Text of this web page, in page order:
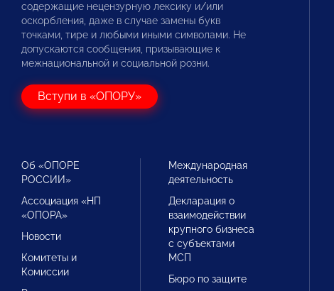
содержащие нецензурную лексику и/или
оскорбления, даже в случае замены букв
точками, тире и любыми иными символами. Не
допускаются сообщения, призывающие к
межнациональной и социальной розни.
Вступи в «ОПОРУ»
Об «ОПОРЕ
РОССИИ»
Ассоциация «НП
«ОПОРА»
Новости
Комитеты и
Комиссии
Международная
деятельность
Декларация о
взаимодействии
крупного бизнеса
с субъектами
МСП
Бюро по защите